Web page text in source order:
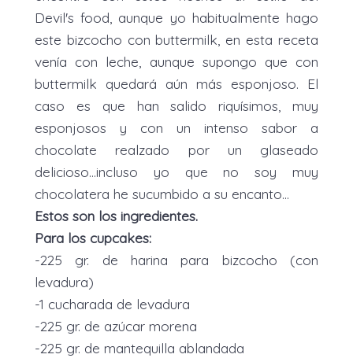
Devil's food, aunque yo habitualmente hago
este bizcocho con buttermilk, en esta receta
venía con leche, aunque supongo que con
buttermilk quedará aún más esponjoso. El
caso es que han salido riquísimos, muy
esponjosos y con un intenso sabor a
chocolate realzado por un glaseado
delicioso...incluso yo que no soy muy
chocolatera he sucumbido a su encanto...
Estos son los ingredientes.
Para los cupcakes:
-225 gr. de harina para bizcocho (con
levadura)
-1 cucharada de levadura
-225 gr. de azúcar morena
-225 gr. de mantequilla ablandada